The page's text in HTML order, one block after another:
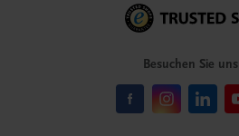
Besuchen Sie